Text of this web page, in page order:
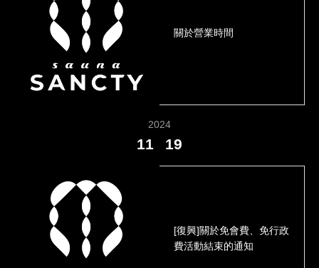
關於營業時間
2024
11 19
[復興]關於免會費、免行政
費活動結束的通知